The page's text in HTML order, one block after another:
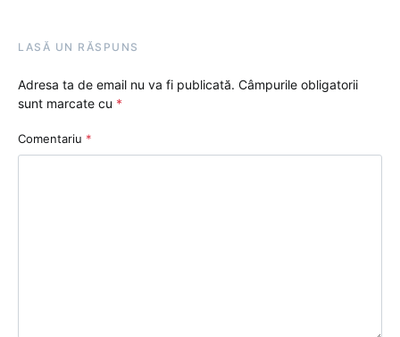
LASĂ UN RĂSPUNS
Adresa ta de email nu va fi publicată. Câmpurile obligatorii
sunt marcate cu *
Comentariu *